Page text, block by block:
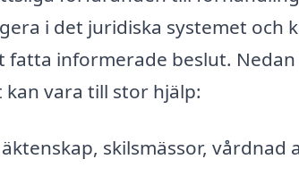
i det juridiska systemet och
informerade beslut. Nedan
vara till stor hjälp:
skilsmässor, vårdnad